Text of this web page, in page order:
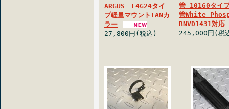
ARGUS L4G24タイ
プ軽量マウントTANカ
ラー
27,800円(税込)
管 10160タイ
管White
BNVD1431対応
245,000円(税